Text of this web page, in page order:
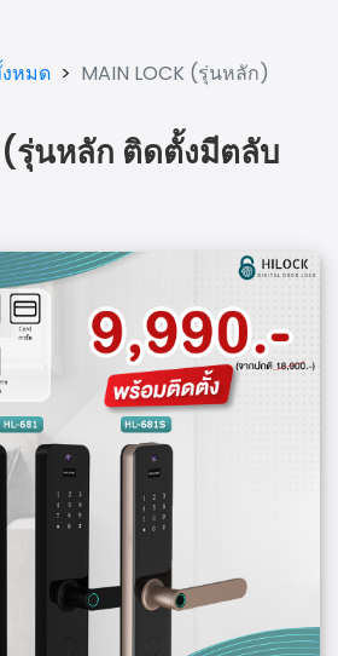
หมด > MAIN LOCK (รุ่นหลัก)
(รุ่นหลัก ติดตั้งมีตลับ